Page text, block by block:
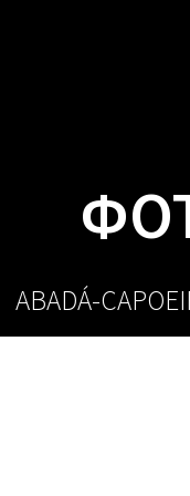
ABADÁ-